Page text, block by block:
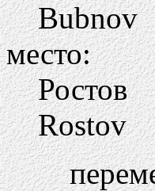
Bubnov
место:
Ростов
Rostov